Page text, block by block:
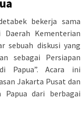
bekerja sama
Kementerian
sebuah diskusi yang
sebagai Persiapan
Papua”. Acara ini
Jakarta Pusat dan
dari berbagai